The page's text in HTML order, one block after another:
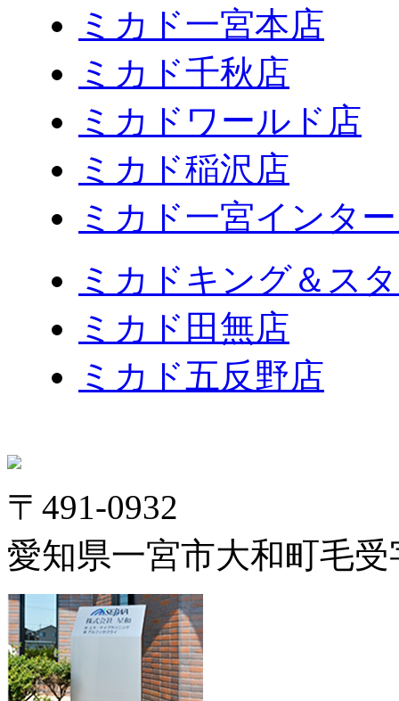
ミカド一宮本店
ミカド千秋店
ミカドワールド店
ミカド稲沢店
ミカド一宮インタ
ミカドキング＆ス
ミカド田無店
ミカド五反野店
〒491-0932
愛知県一宮市大和町毛受